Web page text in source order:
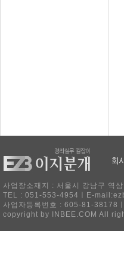
회
사업장소재지 : 서울시 강남구 역
TEL : 051-553-4954ㅣE-
사업자등록번호 : 605-81-38178
copyright by INBEE.COM All